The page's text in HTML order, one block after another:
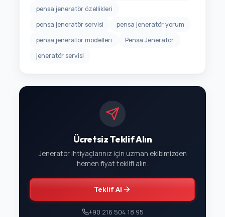
pensa jeneratör özellikleri
pensa jeneratör servisi
pensa jeneratör yorum
pensa jeneratör modelleri
Pensa Jeneratör
jeneratör servisi
Ücretsiz Teklif Alın
Jeneratör ihtiyaçlarınız için uzman ekibimizden
hemen fiyat teklifi alın.
Teklif Al
+90 216 504 18 95